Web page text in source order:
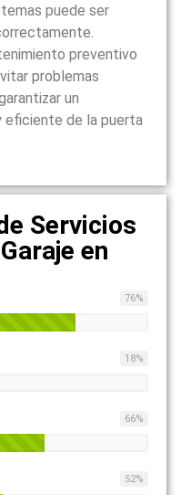
puede ser
preventivo
problemas
un
eficiente de la puerta
Servicios
en
76%
18%
66%
52%